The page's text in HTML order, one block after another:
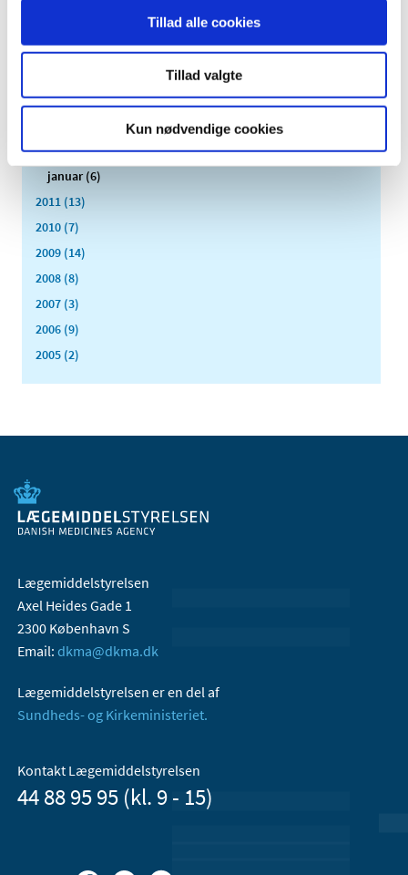
Tillad alle cookies
Tillad valgte
Kun nødvendige cookies
juni (3)
april (3)
februar (3)
januar (6)
2011 (13)
2010 (7)
2009 (14)
2008 (8)
2007 (3)
2006 (9)
2005 (2)
Lægemiddelstyrelsen
Axel Heides Gade 1
2300 København S
Email: dkma@dkma.dk
Lægemiddelstyrelsen er en del af
Sundheds- og Kirkeministeriet.
Kontakt Lægemiddelstyrelsen
44 88 95 95 (kl. 9 - 15)